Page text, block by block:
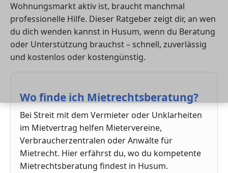
Wohnungsmarkt aktiv ist, braucht manchmal
professionelle Hilfe. Dieser Ratgeber zeigt dir, an wen
du dich wenden kannst in Husum, wenn du Beratung
oder Unterstützung brauchst – schnell, zuverlässig
und kostenlos oder kostengünstig.
Wo finde ich Mietrechtsberatung?
Bei Streit mit dem Vermieter oder Unklarheiten
im Mietvertrag helfen Mietervereine,
Verbraucherzentralen oder Anwälte für
Mietrecht. Hier erfährst du, wo du kompetente
Mietrechtsberatung findest in Husum.